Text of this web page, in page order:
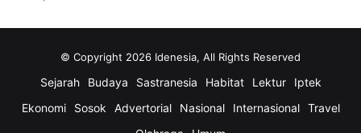
© Copyright 2026 Idenesia, All Rights Reserved
Sejarah Budaya Sastranesia Habitat Lektur
Iptek
Ekonomi
Sosok Advertorial Nasional Internasional
Travel